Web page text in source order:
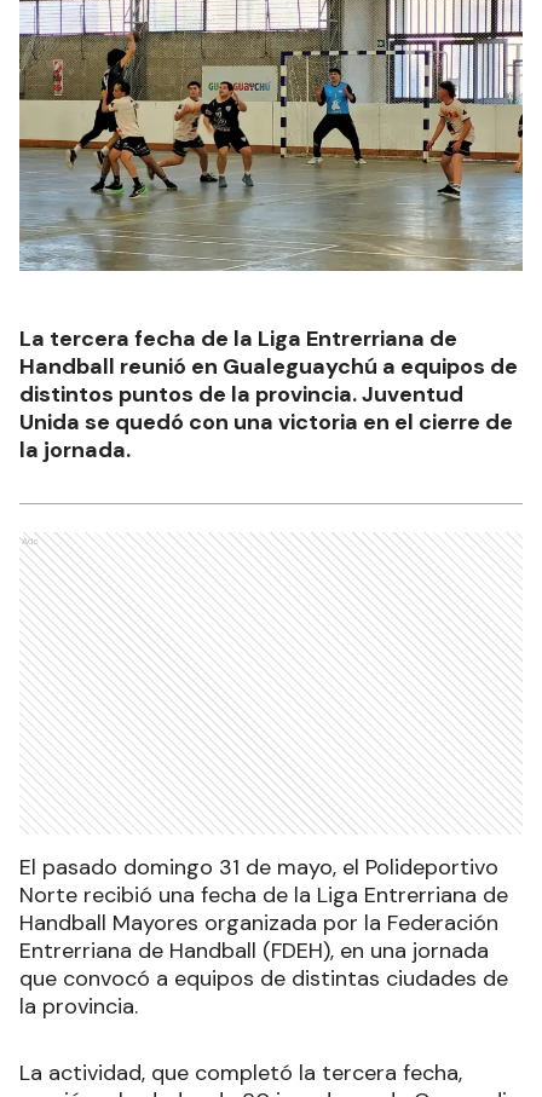
La tercera fecha de la Liga Entrerriana de
Handball reunió en Gualeguaychú a equipos de
distintos puntos de la provincia. Juventud
Unida se quedó con una victoria en el cierre de
la jornada.
Ads
El pasado domingo 31 de mayo, el Polideportivo
Norte recibió una fecha de la Liga Entrerriana de
Handball Mayores organizada por la Federación
Entrerriana de Handball (FDEH), en una jornada
que convocó a equipos de distintas ciudades de
la provincia.
La actividad, que completó la tercera fecha,